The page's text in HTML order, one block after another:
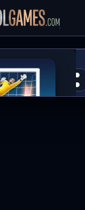
Football Strike